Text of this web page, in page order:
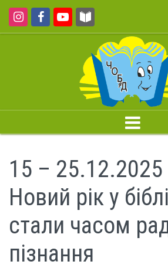
15 – 25.12.2025
Новий рік у
стали часом
пізнання